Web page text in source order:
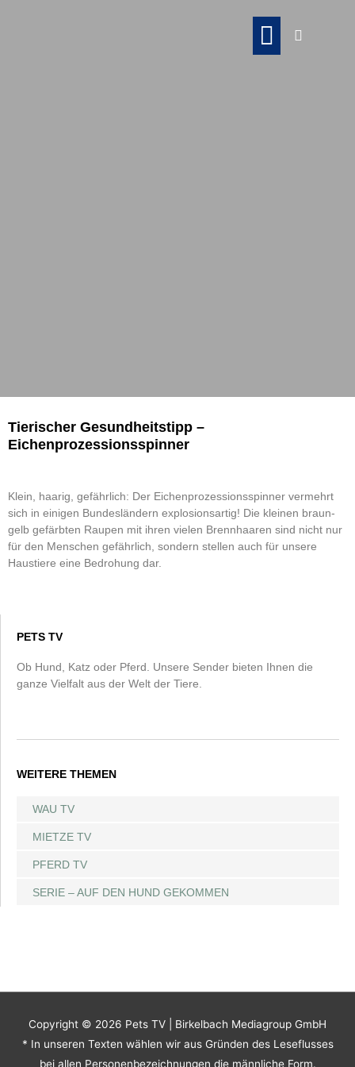
Tierischer Gesundheitstipp –
Eichenprozessionsspinner
Klein, haarig, gefährlich: Der Eichenprozessionsspinner vermehrt
sich in einigen Bundesländern explosionsartig! Die kleinen braun-
gelb gefärbten Raupen mit ihren vielen Brennhaaren sind nicht nur
für den Menschen gefährlich, sondern stellen auch für unsere
Haustiere eine Bedrohung dar.
PETS TV
Ob Hund, Katz oder Pferd. Unsere Sender bieten Ihnen die
ganze Vielfalt aus der Welt der Tiere.
WEITERE THEMEN
WAU TV
MIETZE TV
PFERD TV
SERIE – AUF DEN HUND GEKOMMEN
Copyright © 2026 Pets TV | Birkelbach Mediagroup GmbH
* In unseren Texten wählen wir aus Gründen des Leseflusses
bei allen Personenbezeichnungen die männliche Form.